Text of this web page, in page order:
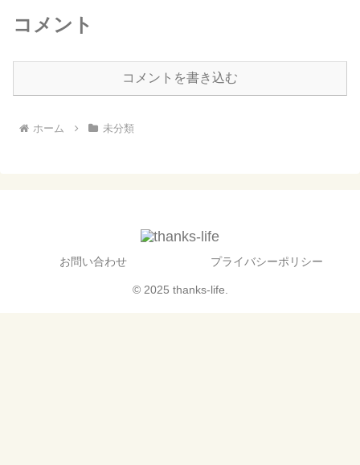
コメント
コメントを書き込む
ホーム 未分類
お問い合わせ プライバシーポリシー
© 2025 thanks-life.